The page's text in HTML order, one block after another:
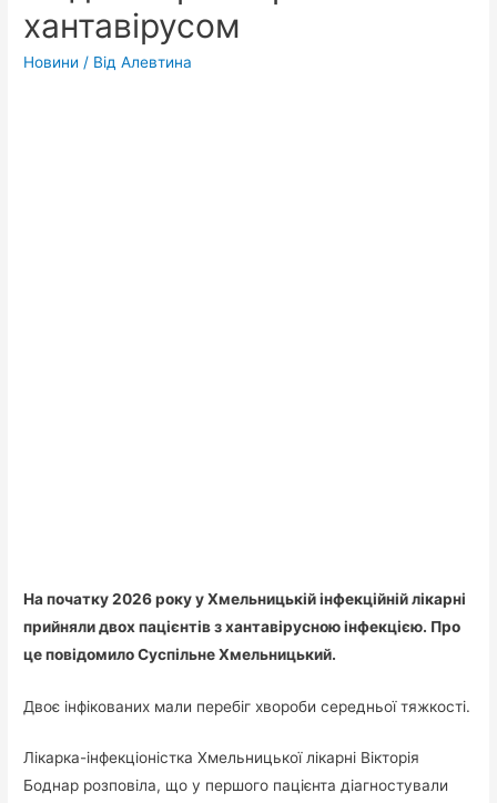
хантавірусом
Новини / ВідАлевтина
На початку 2026 року у Хмельницькій інфекційній лікарні
прийняли двох пацієнтів з хантавірусною інфекцією. Про
це повідомило Суспільне Хмельницький.
Двоє інфікованих мали перебіг хвороби середньої тяжкості.
Лікарка-інфекціоністка Хмельницької лікарні Вікторія
Боднар розповіла, що у першого пацієнта діагностували